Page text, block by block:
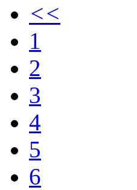
<<
1
2
3
4
5
6